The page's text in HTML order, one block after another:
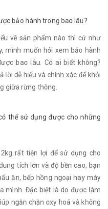
bảo hành trong bao lâu?
về sản phẩm nào thì cứ như
mình muốn hỏi xem bảo hành
bao lâu. Có ai biết không?
dễ hiểu và chính xác để khỏi
giữa rừng thông.
thể sử dụng được cho những
rất tiện lợi để sử dụng cho
tích lớn và độ bền cao, bạn
ăn, bếp hồng ngoại hay máy
mình. Đặc biệt là do được làm
ngăn chặn oxy hoá và không